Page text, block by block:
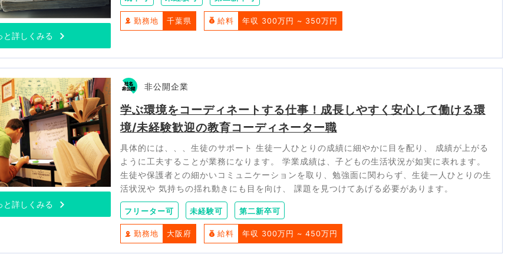
と詳しくみる
勤務地 千葉県 給料 年収 300万円 ~ 350万円
と詳しくみる
非公開企業
学ぶ環境をコーディネートする仕事！成長しやすく安心して働ける環
境/未経験歓迎の教育コーディネーター職
具体的には、、、生徒のサポート 生徒一人ひとりの成績に細やかに目を配り、 成績が上がる
ように工夫することが業務になります。 学業成績は、子どもの生活状況が如実に表れます。
生徒や保護者との細かいコミュニケーションを取り、勉強面に関わらず、生徒一人ひとりの生
活状況や 気持ちの揺れ動きにも目を向け、 課題を見つけてあげる必要があります。
フリーター可 未経験可 第二新卒可
勤務地 大阪府 給料 年収 300万円 ~ 450万円